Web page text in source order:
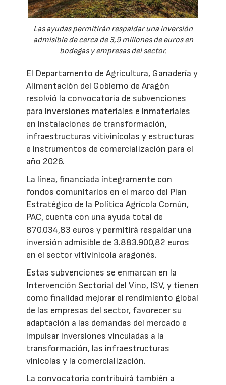
Las ayudas permitirán respaldar una inversión
admisible de cerca de 3,9 millones de euros en
bodegas y empresas del sector.
El Departamento de Agricultura, Ganadería y
Alimentación del Gobierno de Aragón
resolvió la convocatoria de subvenciones
para inversiones materiales e inmateriales
en instalaciones de transformación,
infraestructuras vitivinícolas y estructuras
e instrumentos de comercialización para el
año 2026.
La línea, financiada íntegramente con
fondos comunitarios en el marco del Plan
Estratégico de la Política Agrícola Común,
PAC, cuenta con una ayuda total de
870.034,83 euros y permitirá respaldar una
inversión admisible de 3.883.900,82 euros
en el sector vitivinícola aragonés.
Estas subvenciones se enmarcan en la
Intervención Sectorial del Vino, ISV, y tienen
como finalidad mejorar el rendimiento global
de las empresas del sector, favorecer su
adaptación a las demandas del mercado e
impulsar inversiones vinculadas a la
transformación, las infraestructuras
vinícolas y la comercialización.
La convocatoria contribuirá también a